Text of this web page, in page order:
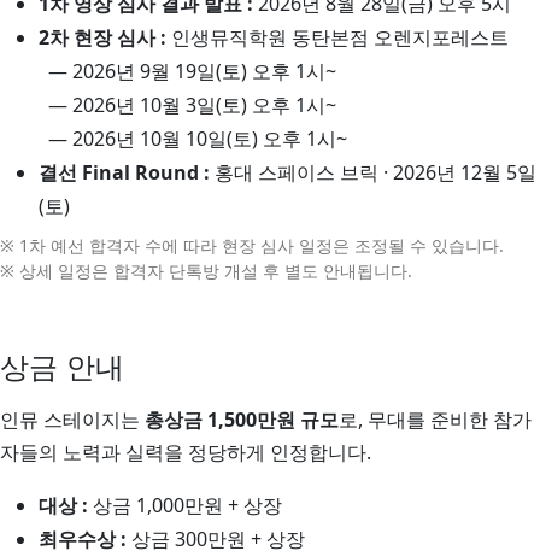
2차 현장 심사 : 인생뮤직학원 동탄본점 오렌지포레스트
— 2026년 9월 19일(토) 오후 1시~
— 2026년 10월 3일(토) 오후 1시~
— 2026년 10월 10일(토) 오후 1시~
결선 Final Round : 홍대 스페이스 브릭 · 2026년 12월 5일
(토)
※ 1차 예선 합격자 수에 따라 현장 심사 일정은 조정될 수 있습니다.
※ 상세 일정은 합격자 단톡방 개설 후 별도 안내됩니다.
상금 안내
인뮤 스테이지는 총상금 1,500만원 규모로, 무대를 준비한 참가
자들의 노력과 실력을 정당하게 인정합니다.
대상 : 상금 1,000만원 + 상장
최우수상 : 상금 300만원 + 상장